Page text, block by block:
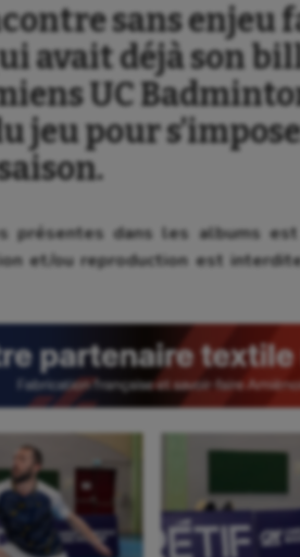
sans enjeu
avait déjà son
UC
jeu pour
présentes dans les albums
et/ou reproduction est